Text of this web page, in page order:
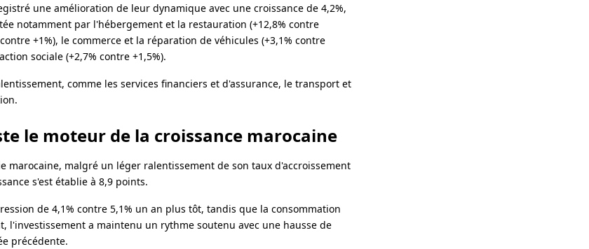
une amélioration de leur dynamique avec une croissance de 4,2%,
notamment par l'hébergement et la restauration (+12,8% contre
+1%), le commerce et la réparation de véhicules (+3,1% contre
sociale (+2,7% contre +1,5%).
comme les services financiers et d'assurance, le transport et
le moteur de la croissance marocaine
marocaine, malgré un léger ralentissement de son taux d'accroissement
s'est établie à 8,9 points.
de 4,1% contre 5,1% un an plus tôt, tandis que la consommation
l'investissement a maintenu un rythme soutenu avec une hausse de
précédente.